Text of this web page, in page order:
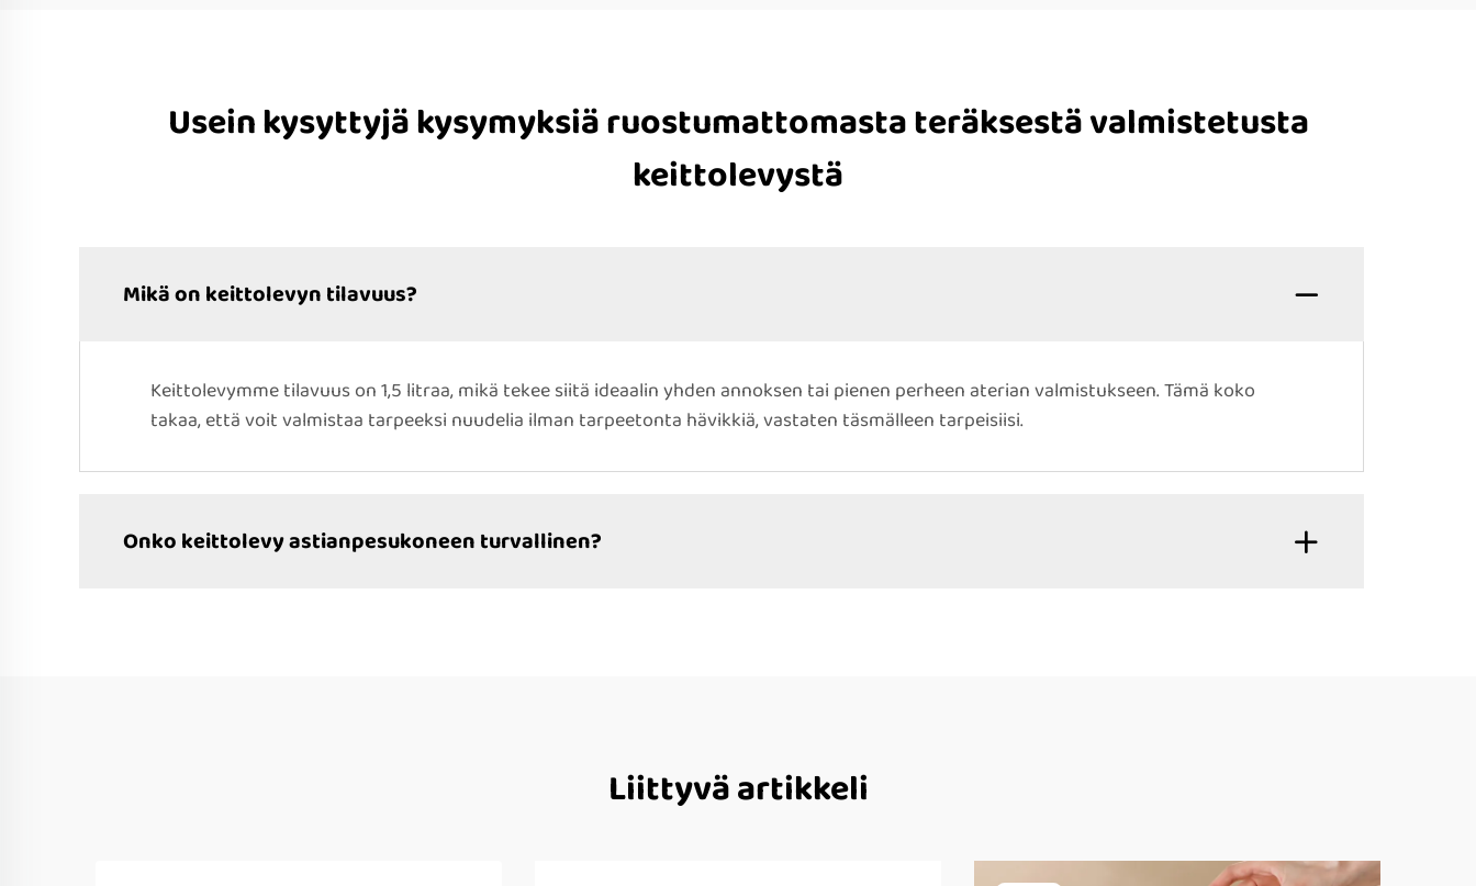
Usein kysyttyjä kysymyksiä ruostumattomasta teräksestä valmistetusta
keittolevystä
Mikä on keittolevyn tilavuus?
Keittolevymme tilavuus on 1,5 litraa, mikä tekee siitä ideaalin yhden annoksen tai pienen perheen aterian valmistukseen. Tämä koko
takaa, että voit valmistaa tarpeeksi nuudelia ilman tarpeetonta hävikkiä, vastaten täsmälleen tarpeisiisi.
Onko keittolevy astianpesukoneen turvallinen?
Liittyvä artikkeli